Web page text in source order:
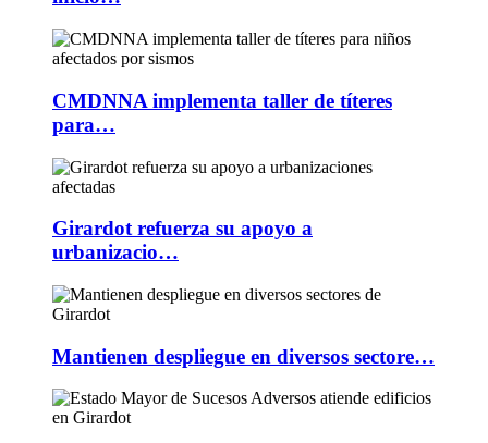
CMDNNA implementa taller de títeres
para…
Girardot refuerza su apoyo a
urbanizacio…
Mantienen despliegue en diversos sectore…